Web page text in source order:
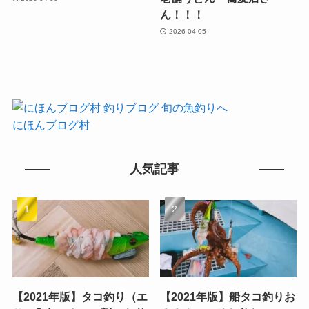
ん！！！
2026-04-05
にほんブログ村
人気記事
【2021年版】タコ釣り（エ
【2021年版】船タコ釣りお